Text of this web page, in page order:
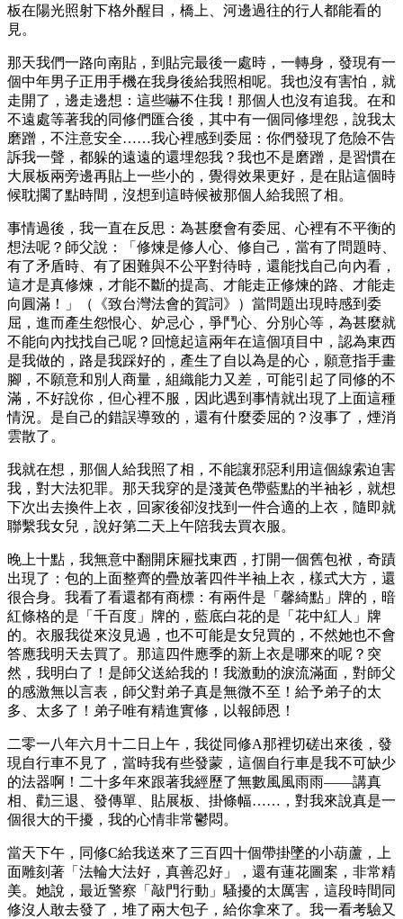
板在陽光照射下格外醒目，橋上、河邊過往的行人都能看的
見。
那天我們一路向南貼，到貼完最後一處時，一轉身，發現有一
個中年男子正用手機在我身後給我照相呢。我也沒有害怕，就
走開了，邊走邊想：這些嚇不住我！那個人也沒有追我。在和
不遠處等著我的同修們匯合後，其中有一個同修埋怨，說我太
磨蹭，不注意安全……我心裡感到委屈：你們發現了危險不告
訴我一聲，都躲的遠遠的還埋怨我？我也不是磨蹭，是習慣在
大展板兩旁邊再貼上一些小的，覺得效果更好，是在貼這個時
候耽擱了點時間，沒想到這時候被那個人給我照了相。
事情過後，我一直在反思：為甚麼會有委屈、心裡有不平衡的
想法呢？師父說：「修煉是修人心、修自己，當有了問題時、
有了矛盾時、有了困難與不公平對待時，還能找自己向內看，
這才是真修煉，才能不斷的提高、才能走正修煉的路、才能走
向圓滿！」（《致台灣法會的賀詞》）當問題出現時感到委
屈，進而產生怨恨心、妒忌心，爭鬥心、分別心等，為甚麼就
不能向內找找自己呢？回憶起這兩年在這個項目中，認為東西
是我做的，路是我踩好的，產生了自以為是的心，願意指手畫
腳，不願意和別人商量，組織能力又差，可能引起了同修的不
滿，不好說你，但心裡不服，因此遇到事情就出現了上面這種
情況。是自己的錯誤導致的，還有什麼委屈的？沒事了，煙消
雲散了。
我就在想，那個人給我照了相，不能讓邪惡利用這個線索迫害
我，對大法犯罪。那天我穿的是淺黃色帶藍點的半袖衫，就想
下次出去換件上衣，回家後卻沒找到一件合適的上衣，隨即就
聯繫我女兒，說好第二天上午陪我去買衣服。
晚上十點，我無意中翻開床屜找東西，打開一個舊包袱，奇蹟
出現了：包的上面整齊的疊放著四件半袖上衣，樣式大方，還
很合身。我看了看還都有商標：有兩件是「馨綺點」牌的，暗
紅條格的是「千百度」牌的，藍底白花的是「花中紅人」牌
的。衣服我從來沒見過，也不可能是女兒買的，不然她也不會
答應我明天去買了。那這四件應季的新上衣是哪來的呢？突
然，我明白了！是師父送給我的！我激動的淚流滿面，對師父
的感激無以言表，師父對弟子真是無微不至！給予弟子的太
多、太多了！弟子唯有精進實修，以報師恩！
二零一八年六月十二日上午，我從同修A那裡切磋出來後，發
現自行車不見了，當時我有些發蒙，這個自行車是我不可缺少
的法器啊！二十多年來跟著我經歷了無數風風雨雨——講真
相、勸三退、發傳單、貼展板、掛條幅……，對我來說真是一
個很大的干擾，我的心情非常鬱悶。
當天下午，同修C給我送來了三百四十個帶掛墜的小葫蘆，上
面雕刻著「法輪大法好，真善忍好」，還有蓮花圖案，非常精
美。她說，最近警察「敲門行動」騷擾的太厲害，這段時間同
修沒人敢去發了，堆了兩大包子，給你拿來了。我一看考驗又